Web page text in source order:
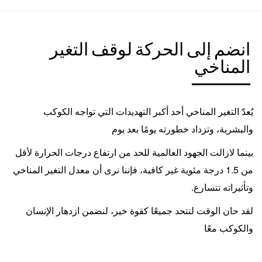
انضم إلى الحركة لوقف التغير
المناخي
يُعدّ التغير المناخي أحد أكبر التهديدات التي تواجه الكوكب
والبشرية، وتزداد خطورته يومًا بعد يوم
بينما لازالت الجهود العالمية للحد من ارتفاع درجات الحرارة لأقل
من 1.5 درجة مئوية غير كافية، فإننا نرى أن معدل التغير المناخي
وتأثيراته تتسارع.
لقد حان الوقت لنتحد جميعًا كقوة خير، لنضمن ازدهار الإنسان
والكوكب معًا